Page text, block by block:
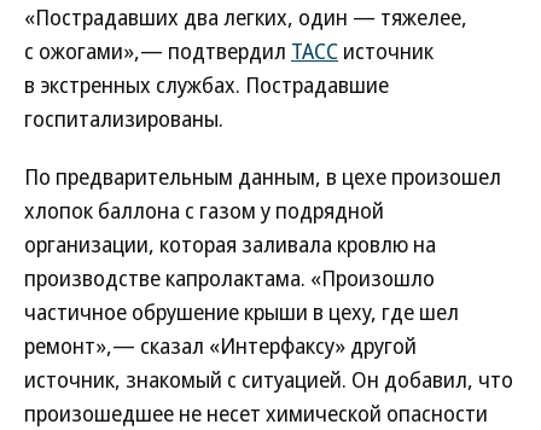
«Пострадавших два легких, один — тяжелее,
с ожогами»,— подтвердил ТАСС источник
в экстренных службах. Пострадавшие
госпитализированы.
По предварительным данным, в цехе произошел
хлопок баллона с газом у подрядной
организации, которая заливала кровлю на
производстве капролактама. «Произошло
частичное обрушение крыши в цеху, где шел
ремонт»,— сказал «Интерфаксу» другой
источник, знакомый с ситуацией. Он добавил, что
произошедшее не несет химической опасности